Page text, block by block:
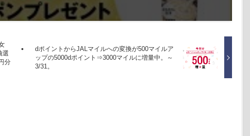
選
分
dポイントからJALマイルへの変換が500マイルア
ップの5000dポイント⇒3000マイルに増量中。～
3/31。